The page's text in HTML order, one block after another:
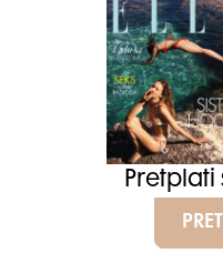
Pretplati